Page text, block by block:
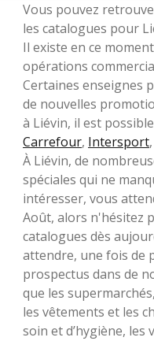
Vous pouvez
les catalogues pour
Il existe en ce
opérations
Certaines enseignes
de nouvelles
à Liévin, il est
Carrefour, Intersport,
À Liévin, de
spéciales qui ne
intéresser, vous
Août, alors n'hésitez
catalogues dès
attendre, une fois de
prospectus dans de
que les
les vêtements et les
soin et d’hygiène, les